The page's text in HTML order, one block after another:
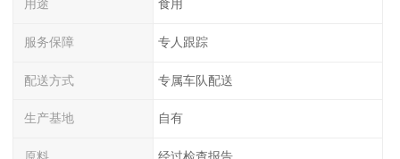
用途 食用
服务保障 专人跟踪
配送方式 专属车队配送
生产基地 自有